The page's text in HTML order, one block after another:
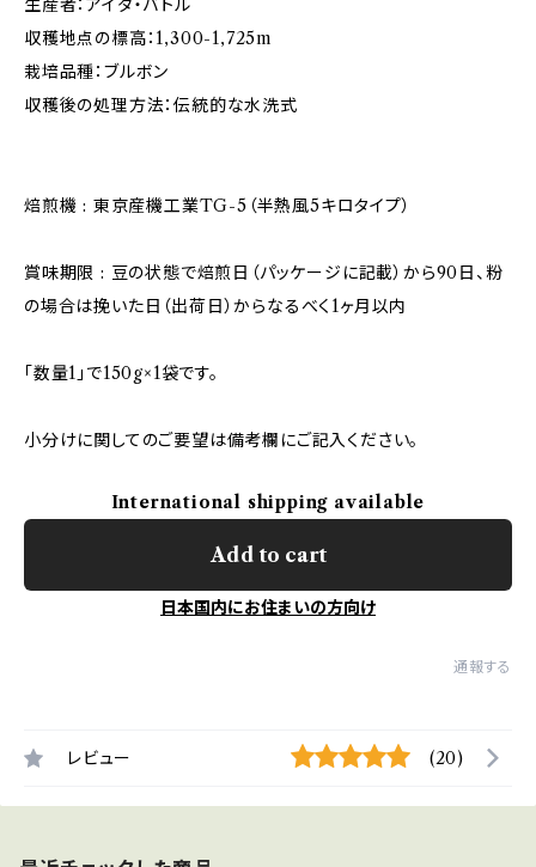
生産者：アイダ・バトル
収穫地点の標高：1,300-1,725m
栽培品種：ブルボン
収穫後の処理方法：伝統的な水洗式
焙煎機 : 東京産機工業TG-5（半熱風5キロタイプ）
賞味期限 : 豆の状態で焙煎日（パッケージに記載）から90日、粉
の場合は挽いた日（出荷日）からなるべく1ヶ月以内
「数量1」で150g×1袋です。
小分けに関してのご要望は備考欄にご記入ください。
International shipping available
Add to cart
日本国内にお住まいの方向け
通報する
レビュー (20)